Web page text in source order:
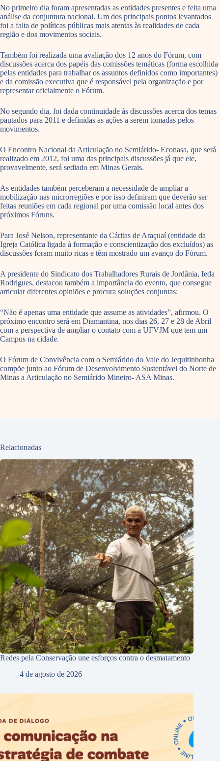
No primeiro dia foram apresentadas as entidades presentes e feita uma
análise da conjuntura nacional. Um dos principais pontos levantados
foi a falta de políticas públicas mais atentas às realidades de cada
região e dos movimentos sociais.
Também foi realizada uma avaliação dos 12 anos do Fórum, com
discussões acerca dos papéis das comissões temáticas (forma escolhida
pelas entidades para trabalhar os assuntos definidos como importantes)
e da comissão executiva que é responsável pela organização e por
representar oficialmente o Fórum.
No segundo dia, foi dada continuidade às discussões acerca dos temas
pautados para 2011 e definidas as ações a serem tomadas pelos
movimentos.
O Encontro Nacional da Articulação no Semiárido- Econasa, que será
realizado em 2012, foi uma das principais discussões já que ele,
provavelmente, será sediado em Minas Gerais.
As entidades também perceberam a necessidade de ampliar a
mobilização nas microrregiões e por isso definiram que deverão ser
feitas reuniões em cada regional por uma comissão local antes dos
próximos Fóruns.
Para José Nelson, representante da Cáritas de Araçuaí (entidade da
Igreja Católica ligada à formação e conscientização dos excluídos) as
discussões foram muito ricas e têm mostrado um avanço do Fórum.
A presidente do Sindicato dos Trabalhadores Rurais de Jordânia, Ieda
Rodrigues, destacou também a importância do evento, que consegue
articular diferentes opiniões e procura soluções conjuntas:
“Não é apenas uma entidade que assume as atividades”, afirmou. O
próximo encontro será em Diamantina, nos dias 26, 27 e 28 de Abril
com a perspectiva de ampliar o contato com a UFVJM que tem um
Campus na cidade.
O Fórum de Convivência com o Semiárido do Vale do Jequitinhonha
compõe junto ao Fórum de Desenvolvimento Sustentável do Norte de
Minas a Articulação no Semiárido Mineiro- ASA Minas.
Relacionadas
Redes pela Conservação une esforços contra o desmatamento
4 de agosto de 2026